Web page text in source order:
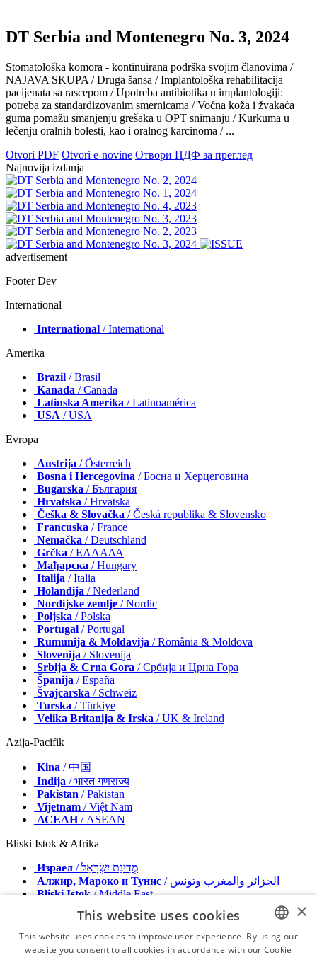
DT Serbia and Montenegro No. 3, 2024
Stomatološka komora - kontinuirana podrška svojim članovima /
NAJAVA SKUPA / Druga šansa / Implantološka rehabilitacija
pacijenata sa rascepom / Upotreba antibiotika u implantologiji:
potreba za standardizovanim smernicama / Voćna koža i žvakaća
guma pomažu smanjenju grešaka u OPT snimanju / Kurkuma u
lečenju oralnih bolesti, kao i oralnog karcinoma / ...
Otvori PDF Otvori e-novine Отвори ПДФ за преглед
Najnovija izdanja
advertisement
Footer Dev
International
International / International
Amerika
Brazil / Brasil
Kanada / Canada
Latinska Amerika / Latinoamérica
USA / USA
Evropa
Austrija / Österreich
Bosna i Hercegovina / Босна и Херцеговина
Bugarska / България
Hrvatska / Hrvatska
Češka & Slovačka / Česká republika & Slovensko
Francuska / France
Nemačka / Deutschland
Grčka / ΕΛΛΑΔΑ
Мађарска / Hungary
Italija / Italia
Holandija / Nederland
Nordijske zemlje / Nordic
Poljska / Polska
Portugal / Portugal
Rumunija & Moldavija / România & Moldova
Slovenija / Slovenija
Srbija & Crna Gora / Србија и Црна Гора
Španija / España
Švajcarska / Schweiz
Turska / Türkiye
Velika Britanija & Irska / UK & Ireland
Azija-Pacifik
Kina / 中国
Indija / भारत गणराज्य
Pakistan / Pākistān
Vijetnam / Việt Nam
АСЕАН/ ASEAN
Bliski Istok & Afrika
Израел
/ מְדִינַת יִשְׂרָאֵל
Алжир, Мароко и Тунис
/ الجزائر والمغرب وتونس
Bliski Istok/ Middle East
Oglašavajte se sa nama
Kontakt
ENGLISH
×
This website uses cookies
This website uses cookies to improve user experience. By using our
website you consent to all cookies in accordance with our Cookie